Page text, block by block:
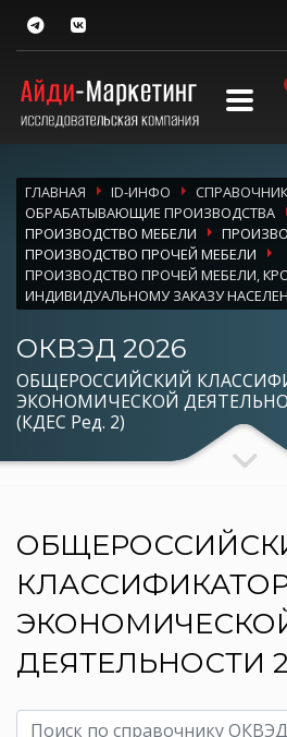
ГЛАВНАЯ ID-ИНФО
ОБРАБАТЫВАЮЩИЕ ПРОИЗВОДСТВА
ПРОИЗВОДСТВО МЕБЕЛИ
ПРОИЗВОДСТВО ПРОЧЕЙ МЕБЕЛИ
ПРОИЗВОДСТВО ПРОЧЕЙ МЕБЕЛИ,
ИНДИВИДУАЛЬНОМУ ЗАКАЗУ
ОКВЭД 2026
ОБЩЕРОССИЙСКИЙ
ЭКОНОМИЧЕСКОЙ
(КДЕС Ред. 2)
ДЕЯТЕЛЬНОСТИ